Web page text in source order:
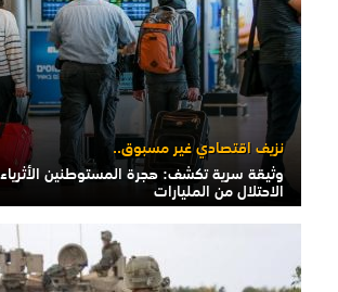
نزيف اقتصادي غير مسبوق..
وثيقة سرية تكشف: هجرة المستوطنين
الاحتلال من المليارات